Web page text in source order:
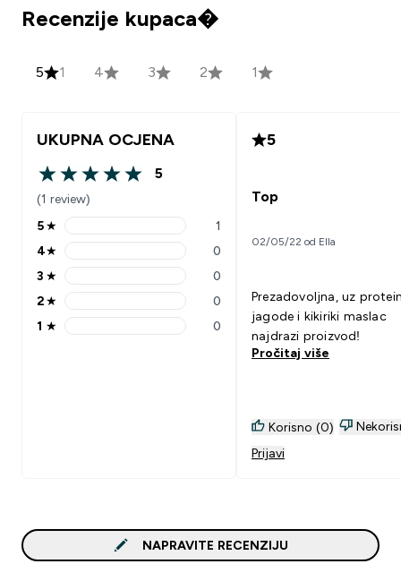
Recenzije kupaca�
5 1 4 3 2 1
UKUPNA OCJENA
5 out of 5 stars
5
(1 review)
5 stars rating 1 reviews
5★ 1
4 stars rating 0 reviews
4★ 0
3 stars rating 0 reviews
3 ★ 0
2 stars rating 0 reviews
2★ 0
1 stars rating 0 reviews
1 ★ 0
5
Top
02/05/22 od Ella
Prezadovoljna, uz
jagode i kikiriki maslac
najdrazi proizvod!
Pročitaj više
Korisno (0)
Prijavi
NAPRAVITE RECENZIJU